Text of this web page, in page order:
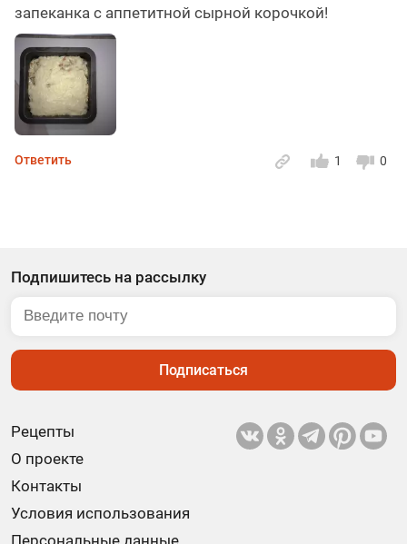
запеканка с аппетитной сырной корочкой!
0
1
Ответить
Рецепты
О проекте
Контакты
Условия использования
Подпишитесь на рассылку
Подписаться